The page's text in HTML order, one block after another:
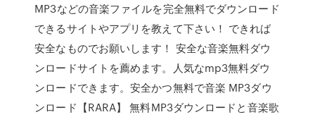
MP3などの音楽ファイルを完全無料でダウンロード
できるサイトやアプリを教えて下さい！ できれば
安全なものでお願いします！ 安全な音楽無料ダウ
ンロードサイトを薦めます。人気なmp3無料ダウ
ンロードできます。安全かつ無料で音楽 MP3ダウ
ンロード【RARA】 無料MP3ダウンロードと音楽歌